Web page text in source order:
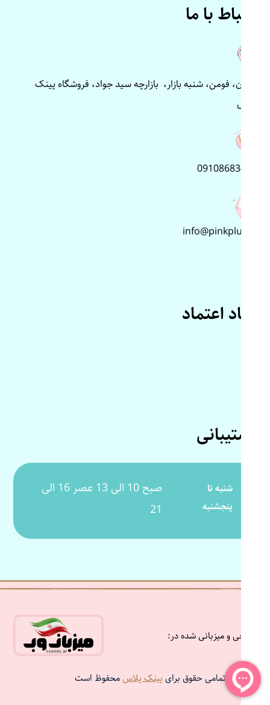
ارتباط با ما
گیلان، فومن، شنبه بازار، بازارچه سید جواد، فروشگاه پینک
پلاس
09108683499
info@pinkplus.ir
نماد اعتماد
پشتیبانی
شنبه تا
پنجشنبه
صبح 10 الی 13 عصر 16 الی
21
طراحی و میزبانی شده در:
تمامی حقوق برای پینک پلاسمحفوظ است